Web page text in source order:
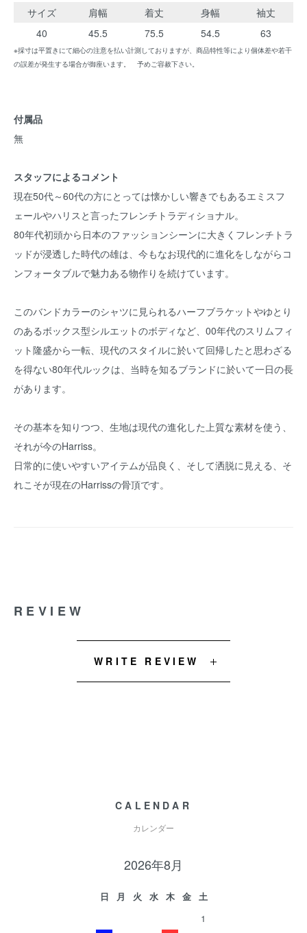
サイズ 肩幅 着丈 身幅
袖丈
40
45.5 75.5 54.5 63
※採寸は平置きにて細心の注意を払い計測しておりますが、商品特性等により個体差や若干
の誤差が発生する場合が御座います。 予めご容赦下さい。
付属品
無
スタッフによるコメント
現在50代～60代の方にとっては懐かしい響きでもあるエミスフ
ェールやハリスと言ったフレンチトラディショナル。
80年代初頭から日本のファッションシーンに大きくフレンチトラ
ッドが浸透した時代の雄は、今もなお現代的に進化をしながらコ
ンフォータブルで魅力ある物作りを続けています。
このバンドカラーのシャツに見られるハーフブラケットやゆとり
のあるボックス型シルエットのボディなど、00年代のスリムフィ
ット隆盛から一転、現代のスタイルに於いて回帰したと思わざる
を得ない80年代ルックは、当時を知るブランドに於いて一日の長
があります。
その基本を知りつつ、生地は現代の進化した上質な素材を使う、
それが今のHarriss。
日常的に使いやすいアイテムが品良く、そして洒脱に見える、そ
れこそが現在のHarrissの骨頂です。
REVIEW
WRITE REVIEW
CALENDAR
カレンダー
2026年8月
日 月 火 水 木 金
土
1